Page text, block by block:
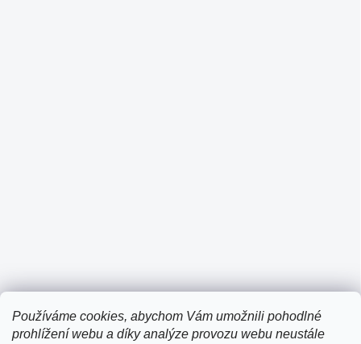
Používáme cookies, abychom Vám umožnili pohodlné
prohlížení webu a díky analýze provozu webu neustále